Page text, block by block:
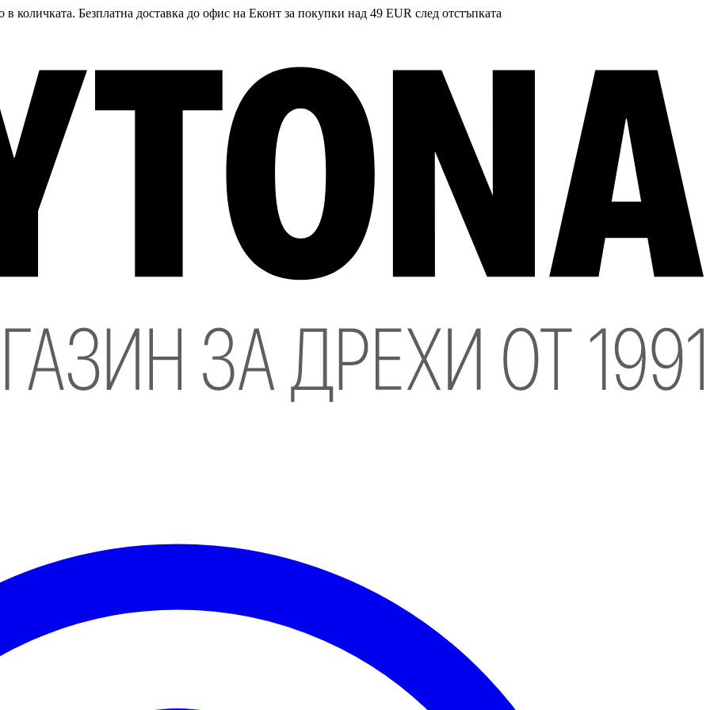
количката. Безплатна доставка до офис на Еконт за покупки над 49 EUR след отстъпката